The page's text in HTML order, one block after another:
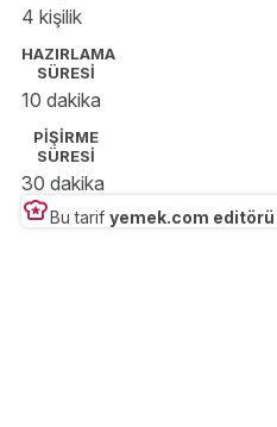
4 kişilik
HAZIRLAMA
SÜRESİ
10 dakika
PİŞİRME
SÜRESİ
30 dakika
Bu tarif yemek.com editörü